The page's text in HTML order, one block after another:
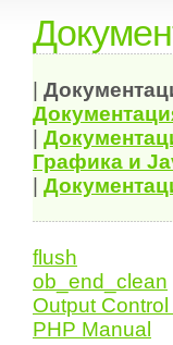
Графика и
flush
ob_end_clean
Output
PHP Manual